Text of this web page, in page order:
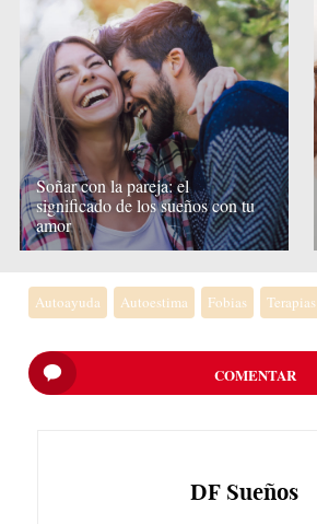
Soñar con la pareja: el
significado de los sueños con tu
amor
Autoayuda Autoestima Fobias Terapias
COMENTAR
DF Sueños